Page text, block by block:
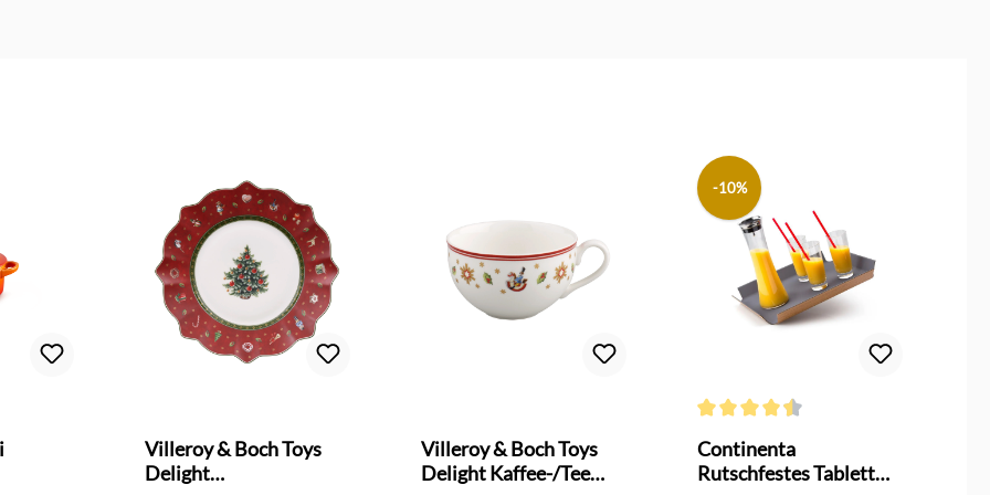
Villeroy & Boch Toys
Delight
Villeroy & Boch Toys
Delight Kaffee-/Tee
-10%
Continenta
Rutschfestes Tablett